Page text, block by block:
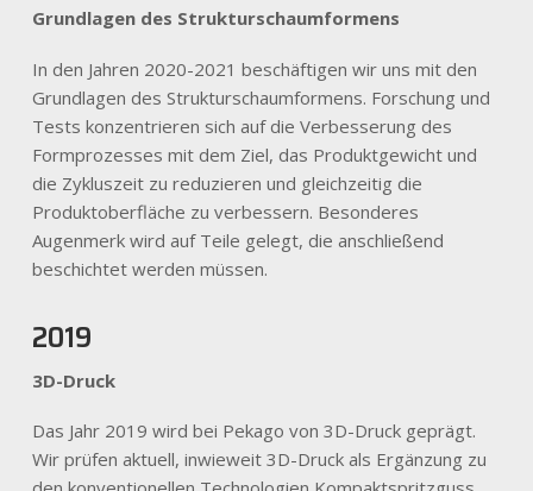
Grundlagen des Strukturschaumformens
In den Jahren 2020-2021 beschäftigen wir uns mit den
Grundlagen des Strukturschaumformens. Forschung und
Tests konzentrieren sich auf die Verbesserung des
Formprozesses mit dem Ziel, das Produktgewicht und
die Zykluszeit zu reduzieren und gleichzeitig die
Produktoberfläche zu verbessern. Besonderes
Augenmerk wird auf Teile gelegt, die anschließend
beschichtet werden müssen.
2019
3D-Druck
Das Jahr 2019 wird bei Pekago von 3D-Druck geprägt.
Wir prüfen aktuell, inwieweit 3D-Druck als Ergänzung zu